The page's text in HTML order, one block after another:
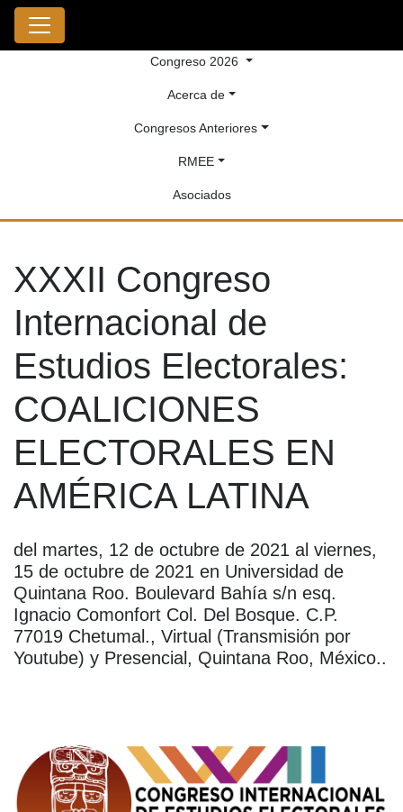
Congreso 2026
Acerca de
Congresos Anteriores
RMEE
Asociados
XXXII Congreso
Internacional de
Estudios Electorales:
COALICIONES
ELECTORALES EN
AMÉRICA LATINA
del martes, 12 de octubre de 2021 al viernes,
15 de octubre de 2021 en Universidad de
Quintana Roo. Boulevard Bahía s/n esq.
Ignacio Comonfort Col. Del Bosque. C.P.
77019 Chetumal., Virtual (Transmisión por
Youtube) y Presencial, Quintana Roo, México..